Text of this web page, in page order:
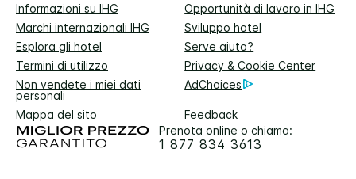
Informazioni su IHG
Opportunità di lavoro in IHG
Marchi internazionali IHG
Sviluppo hotel
Esplora gli hotel
Serve aiuto?
Termini di utilizzo
Privacy & Cookie Center
Non vendete i miei dati
personali
AdChoices
Mappa del sito
Feedback
Prenota online o chiama:
1 877 834 3613